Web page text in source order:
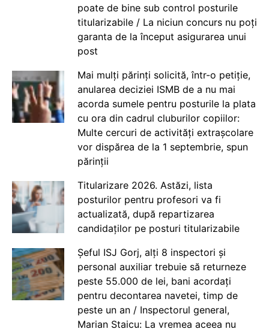
poate de bine sub control posturile
titularizabile / La niciun concurs nu poți
garanta de la început asigurarea unui
post
Mai mulți părinți solicită, într-o petiție,
anularea deciziei ISMB de a nu mai
acorda sumele pentru posturile la plata
cu ora din cadrul cluburilor copiilor:
Multe cercuri de activități extrașcolare
vor dispărea de la 1 septembrie, spun
părinții
Titularizare 2026. Astăzi, lista
posturilor pentru profesori va fi
actualizată, după repartizarea
candidaților pe posturi titularizabile
Șeful ISJ Gorj, alți 8 inspectori și
personal auxiliar trebuie să returneze
peste 55.000 de lei, bani acordați
pentru decontarea navetei, timp de
peste un an / Inspectorul general,
Marian Staicu: La vremea aceea nu